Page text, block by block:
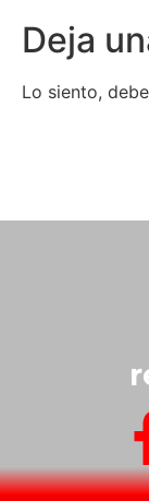
Deja
Lo siento,